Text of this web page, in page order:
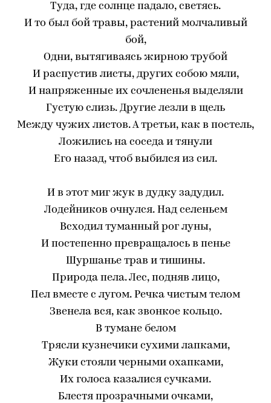
Туда, где солнце падало, светясь.
И то был бой травы, растений молчаливый
бой,
Одни, вытягиваясь жирною трубой
И распустив листы, других собою мяли,
И напряженные их сочлененья выделяли
Густую слизь. Другие лезли в щель
Между чужих листов. А третьи, как в постель,
Ложились на соседа и тянули
Его назад, чтоб выбился из сил.
И в этот миг жук в дудку задудил.
Лодейников очнулся. Над селеньем
Всходил туманный рог луны,
И постепенно превращалось в пенье
Шуршанье трав и тишины.
Природа пела. Лес, подняв лицо,
Пел вместе с лугом. Речка чистым телом
Звенела вся, как звонкое кольцо.
В тумане белом
Трясли кузнечики сухими лапками,
Жуки стояли черными охапками,
Их голоса казалися сучками.
Блестя прозрачными очками,